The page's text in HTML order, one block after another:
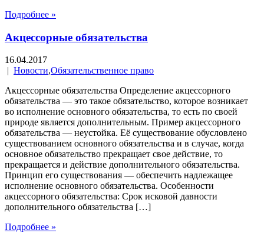
Подробнее »
Акцессорные обязательства
16.04.2017
| Новости,Обязательственное право
Акцессорные обязательства Определение акцессорного
обязательства — это такое обязательство, которое возникает
во исполнение основного обязательства, то есть по своей
природе является дополнительным. Пример акцессорного
обязательства — неустойка. Её существование обусловлено
существованием основного обязательства и в случае, когда
основное обязательство прекращает свое действие, то
прекращается и действие дополнительного обязательства.
Принцип его существования — обеспечить надлежащее
исполнение основного обязательства. Особенности
акцессорного обязательства: Срок исковой давности
дополнительного обязательства […]
Подробнее »